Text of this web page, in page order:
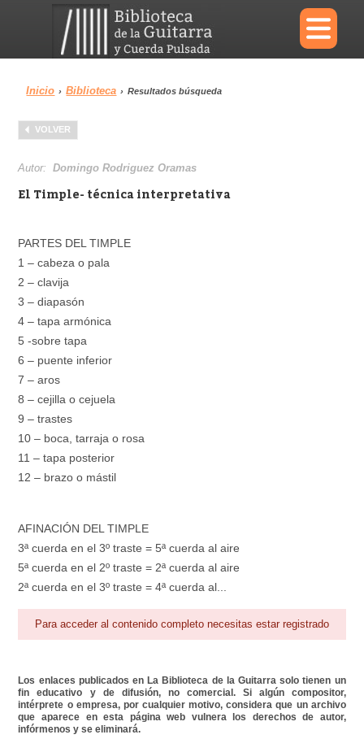
×
Menu
Biblioteca
Área personal
Inicio › Biblioteca › Resultados búsqueda
VOLVER
Autor:Domingo Rodriguez Oramas
El Timple- técnica interpretativa
PARTES DEL TIMPLE
1 – cabeza o pala
2 – clavija
3 – diapasón
4 – tapa armónica
5 -sobre tapa
6 – puente inferior
7 – aros
8 – cejilla o cejuela
9 – trastes
10 – boca, tarraja o rosa
11 – tapa posterior
12 – brazo o mástil
AFINACIÓN DEL TIMPLE
3ª cuerda en el 3º traste = 5ª cuerda al aire
5ª cuerda en el 2º traste = 2ª cuerda al aire
2ª cuerda en el 3º traste = 4ª cuerda al...
Para acceder al contenido completo necesitas estar registrado
Los enlaces publicados en La Biblioteca de la Guitarra solo tienen un
fin educativo y de difusión, no comercial. Si algún compositor,
intérprete o empresa, por cualquier motivo, considera que un archivo
que aparece en esta página web vulnera los derechos de autor,
infórmenos y se eliminará.